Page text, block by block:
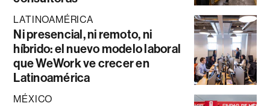
LATINOAMÉRICA
Ni presencial, ni remoto, ni
híbrido: el nuevo modelo laboral
que WeWork ve crecer en
Latinoamérica
MÉXICO